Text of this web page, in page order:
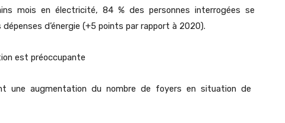
mois en électricité, 84 % des personnes interrogées se
d’énergie (+5 points par rapport à 2020).
est préoccupante
une augmentation du nombre de foyers en situation de